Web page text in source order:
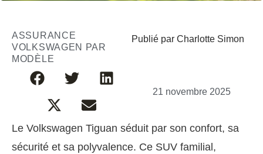
ASSURANCE
VOLKSWAGEN PAR
MODÈLE
Publié par Charlotte Simon
21 novembre 2025
Le Volkswagen Tiguan séduit par son confort, sa
sécurité et sa polyvalence. Ce SUV familial,